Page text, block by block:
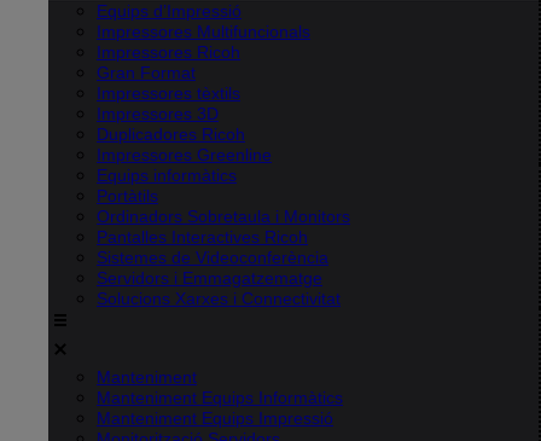
Equips d’Impressió
Impressores Multifuncionals
Impressores Ricoh
Gran Format
Impressores tèxtils
Impressores 3D
Duplicadores Ricoh
Impressores Greenline
Equips informàtics
Portàtils
Ordinadors Sobretaula i Monitors
Pantalles Interactives Ricoh
Sistemes de Videoconferència
Servidors i Emmagatzematge
Solucions Xarxes i Connectivitat
Manteniment
Manteniment Equips Informàtics
Manteniment Equips Impressió